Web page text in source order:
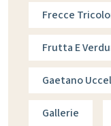
Frecce
Frutta E
Gaetano
Gallerie